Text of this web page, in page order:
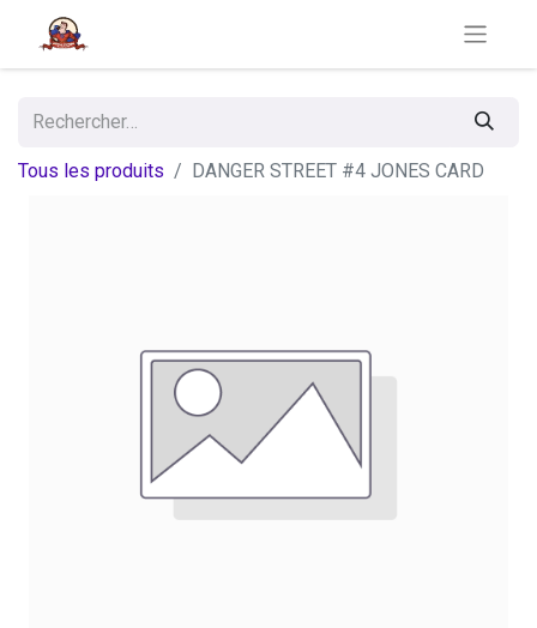
Tous les produits DANGER STREET #4 JONES CARD